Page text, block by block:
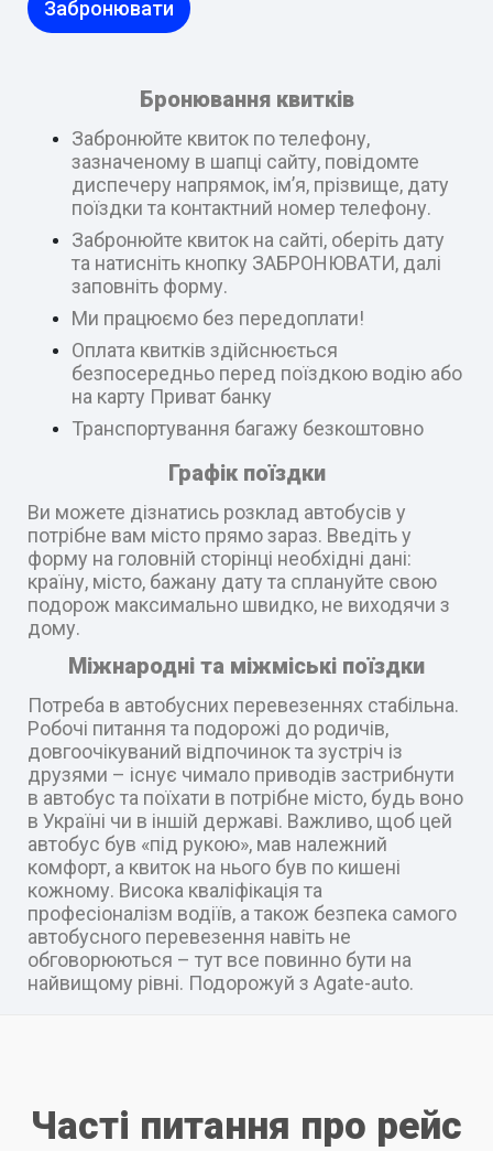
Забронювати
Бронювання квитків
Забронюйте квиток по телефону,
зазначеному в шапці сайту, повідомте
диспечеру напрямок, ім’я, прізвище, дату
поїздки та контактний номер телефону.
Забронюйте квиток на сайті, оберіть дату
та натисніть кнопку ЗАБРОНЮВАТИ, далі
заповніть форму.
Ми працюємо без передоплати!
Оплата квитків здійснюється
безпосередньо перед поїздкою водію або
на карту Приват банку
Транспортування багажу безкоштовно
Графік поїздки
Ви можете дізнатись розклад автобусів у
потрібне вам місто прямо зараз. Введіть у
форму на головній сторінці необхідні дані:
країну, місто, бажану дату та сплануйте свою
подорож максимально швидко, не виходячи з
дому.
Міжнародні та міжміські поїздки
Потреба в автобусних перевезеннях стабільна.
Робочі питання та подорожі до родичів,
довгоочікуваний відпочинок та зустріч із
друзями – існує чимало приводів застрибнути
в автобус та поїхати в потрібне місто, будь воно
в Україні чи в іншій державі. Важливо, щоб цей
автобус був «під рукою», мав належний
комфорт, а квиток на нього був по кишені
кожному. Висока кваліфікація та
професіоналізм водіїв, а також безпека самого
автобусного перевезення навіть не
обговорюються – тут все повинно бути на
найвищому рівні. Подорожуй з Agate-auto.
Часті питання про рейс